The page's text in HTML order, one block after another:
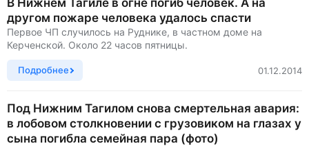
В Нижнем Тагиле в огне погиб человек. А на
другом пожаре человека удалось спасти
Первое ЧП случилось на Руднике, в частном доме на
Керченской. Около 22 часов пятницы.
Подробнее 01.12.2014
Под Нижним Тагилом снова смертельная авария:
в лобовом столкновении с грузовиком на глазах у
сына погибла семейная пара (фото)